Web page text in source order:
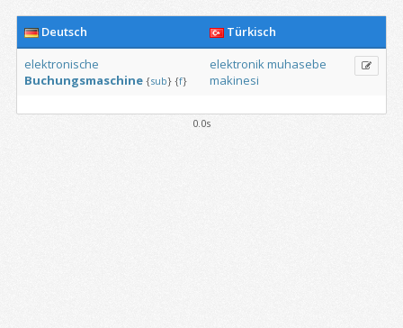
Deutsch
Türkisch
elektronische
Buchungsmaschine {sub} {f}
elektronikmuhasebe
makinesi
0.0s